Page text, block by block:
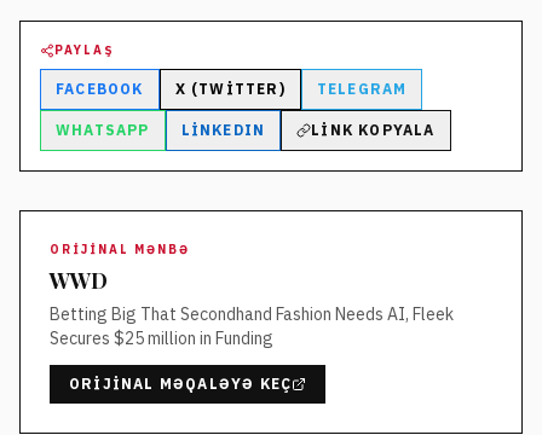
PAYLAŞ
FACEBOOK X (TWITTER) TELEGRAM
WHATSAPP LINKEDIN LINK KOPYALA
ORIJINAL MƏNBƏ
WWD
Betting Big That Secondhand Fashion Needs AI, Fleek
Secures $25 million in Funding
ORIJINAL MƏQALƏYƏ KEÇ